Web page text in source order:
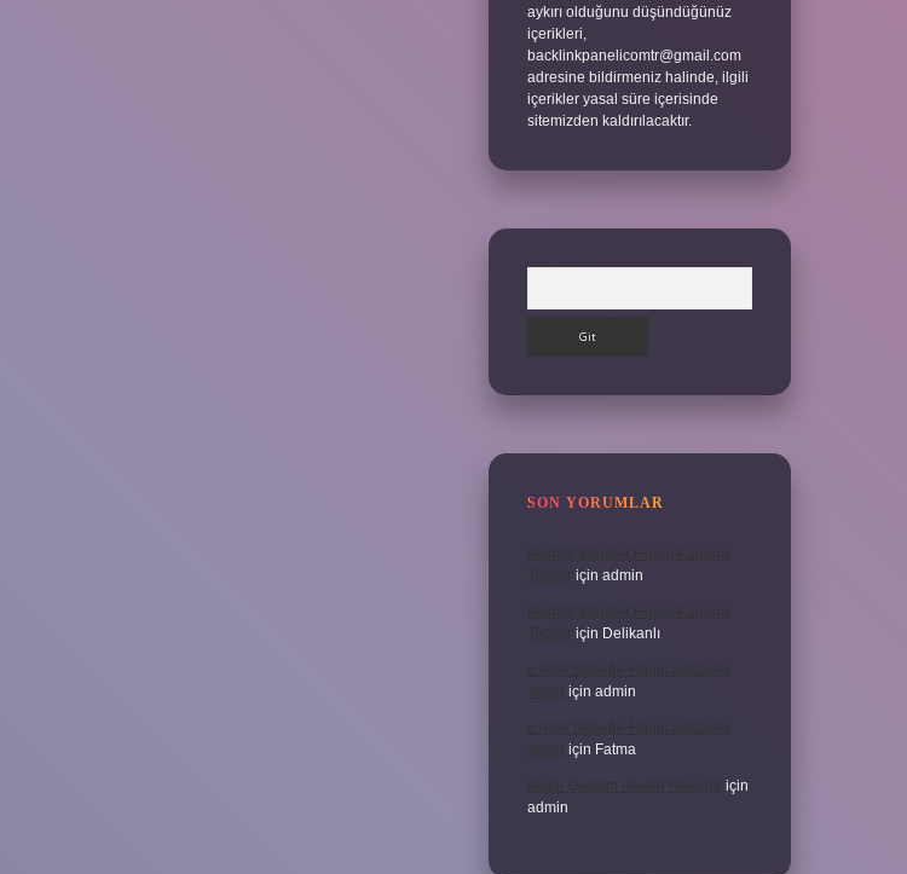
aykırı olduğunu düşündüğünüz
içerikleri,
backlinkpanelicomtr@gmail.com
adresine bildirmeniz halinde, ilgili
içerikler yasal süre içerisinde
sitemizden kaldırılacaktır.
SON YORUMLAR
Mahalli Idareler Hangi Kanuna
Tabidir için admin
Mahalli Idareler Hangi Kanuna
Tabidir için Delikanlı
5 Aylık Bebeğe Hangi Sebzeler
Verilir için admin
5 Aylık Bebeğe Hangi Sebzeler
Verilir için Fatma
Motor Gelişim Ilkeleri Nelerdir için
admin